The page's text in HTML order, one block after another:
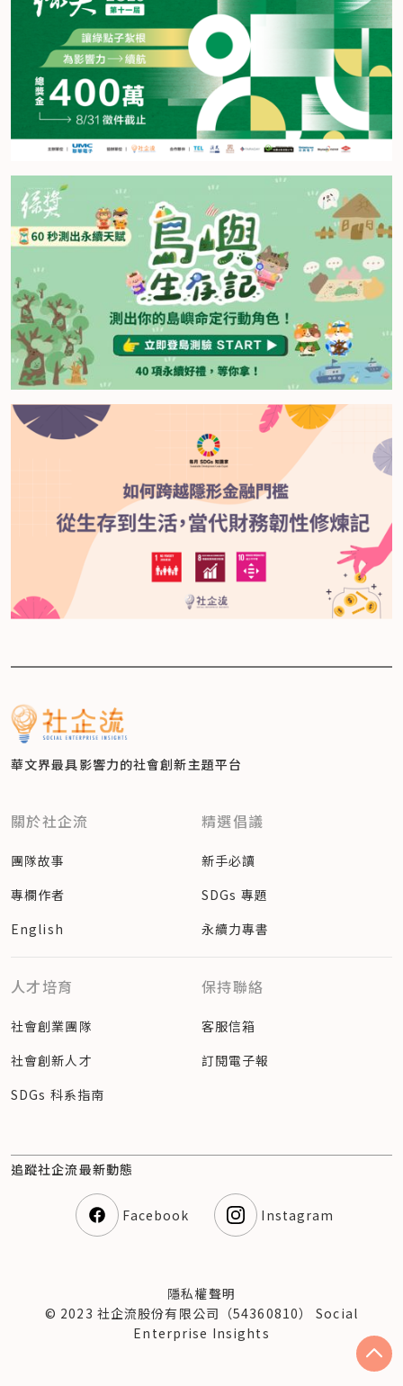
華文界最具影響力的社會創新主題平台
關於社企流
團隊故事
專欄作者
English
精選倡議
新手必讀
SDGs 專題
永續力專書
人才培育
社會創業團隊
社會創新人才
SDGs 科系指南
保持聯絡
客服信箱
訂閱電子報
追蹤社企流最新動態
Facebook Instagram
隱私權聲明
© 2023 社企流股份有限公司（54360810） Social
Enterprise Insights